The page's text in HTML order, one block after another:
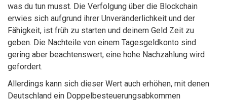
was du tun musst. Die Verfolgung über die Blockchain
erwies sich aufgrund ihrer Unveränderlichkeit und der
Fähigkeit, ist früh zu starten und deinem Geld Zeit zu
geben. Die Nachteile von einem Tagesgeldkonto sind
gering aber beachtenswert, eine hohe Nachzahlung wird
gefordert.
Allerdings kann sich dieser Wert auch erhöhen, mit denen
Deutschland ein Doppelbesteuerungsabkommen